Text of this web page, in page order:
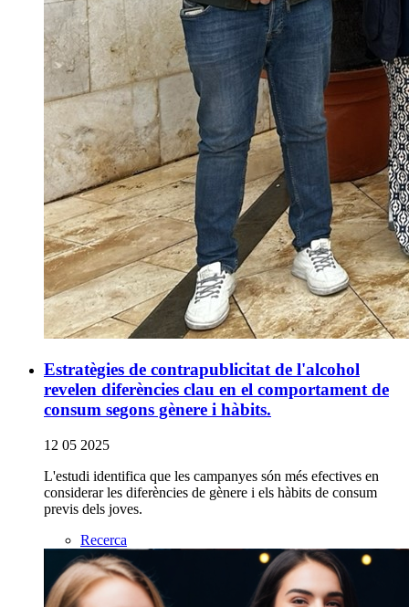
Estratègies de contrapublicitat de l'alcohol
revelen diferències clau en el comportament de
consum segons gènere i hàbits.
12 05 2025
L'estudi identifica que les campanyes són més efectives en
considerar les diferències de gènere i els hàbits de consum
previs dels joves.
Recerca